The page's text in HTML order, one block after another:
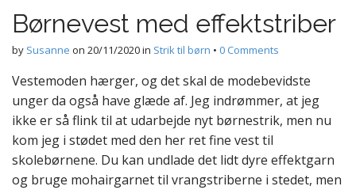
n
m
e
n
u
t
o
c
n
t
e
n
t
Børnevest med effektstriber
by Susanne on 20/11/2020in Strik til børn • 0 Comments
Vestemoden hærger, og det skal de modebevidste
unger da også have glæde af. Jeg indrømmer, at jeg
ikke er så flink til at udarbejde nyt børnestrik, men nu
kom jeg i stødet med den her ret fine vest til
skolebørnene. Du kan undlade det lidt dyre effektgarn
og bruge mohairgarnet til vrangstriberne i stedet, men